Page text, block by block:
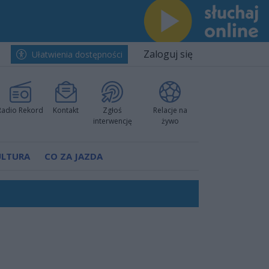
Ułatwienia dostępności Zaloguj się
Rekord Kontakt
Zgłoś
interwencję
Relacje na
żywo
CO ZA JAZDA